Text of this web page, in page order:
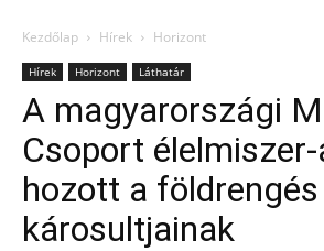
Kezdőlap Hírek Horizont
Hírek Horizont Láthatár
A magyarországi
Csoport
hozott a földrengés
károsultjainak